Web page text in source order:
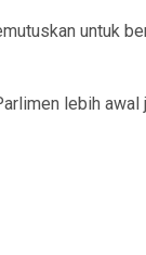
untuk
lebih awal